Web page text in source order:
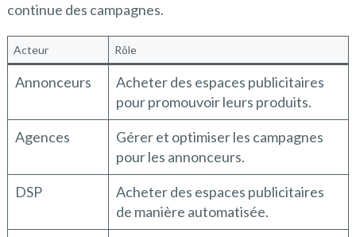
continue des campagnes.
Acteur Rôle
Annonceurs
Acheter des espaces publicitaires
pour promouvoir leurs produits.
Agences
Gérer et optimiser les campagnes
pour les annonceurs.
DSP
Acheter des espaces publicitaires
de manière automatisée.